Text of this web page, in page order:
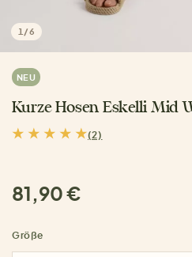
1 /6
NEU
Kurze Hosen Eskelli Mid
(2)
81,90 €
Größe